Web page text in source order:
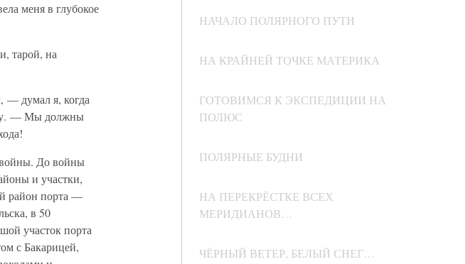
НАЧАЛО ПОЛЯРНОГО ПУТИ
НА КРАЙНЕЙ ТОЧКЕ МАТЕРИКА
ГОТОВИМСЯ К ЭКСПЕДИЦИИ НА
ПОЛЮС
ПОЛЯРНЫЕ БУДНИ
НА ПЕРЕКРЁСТКЕ ВСЕХ
МЕРИДИАНОВ…
ЧЁРНЫЙ ВЕТЕР, БЕЛЫЙ СНЕГ…
меня в глубокое
тарой, на
— думал я, когда
— Мы должны
войны. До войны
и участки,
район порта —
в 50
участок порта
с Бакарицей,